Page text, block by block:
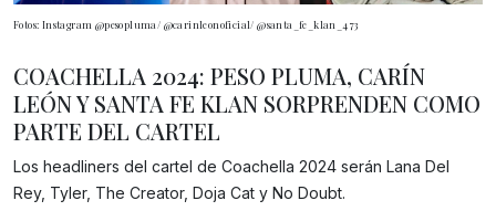
Fotos: Instagram @pesopluma/ @carinleonoficial/ @santa_fe_klan_473
Gracias!
COACHELLA 2024: PESO PLUMA, CARÍN
LEÓN Y SANTA FE KLAN SORPRENDEN COMO
PARTE DEL CARTEL
Los headliners del cartel de Coachella 2024 serán Lana Del
Rey, Tyler, The Creator, Doja Cat y No Doubt.